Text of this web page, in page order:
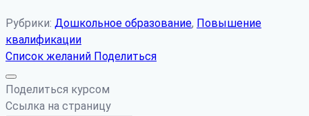
Рубрики: Дошкольное образование, Повышение
квалификации
Список желаний Поделиться
Поделиться курсом
Ссылка на страницу